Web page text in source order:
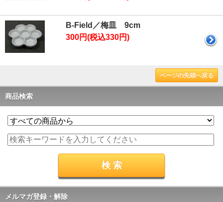
B-Field／梅皿 9cm
300円(税込330円)
ページの先頭へ戻る
商品検索
メルマガ登録・解除